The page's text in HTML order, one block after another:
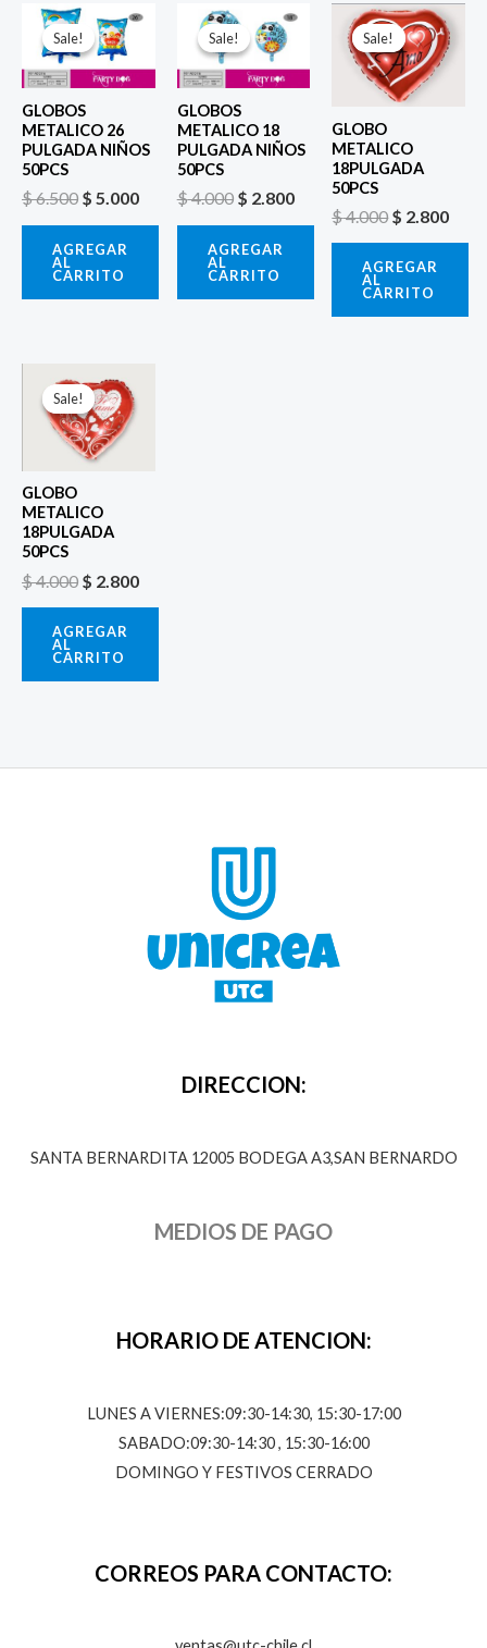
Sale!
Sale!
GLOBOS
METALICO 26
PULGADA NIÑOS
50PCS
$6.500
El
precio
original
era:
$ 5.000
El
AGREGAR
AL
CARRITO
Sale!
Sale!
GLOBOS
METALICO 18
PULGADA NIÑOS
50PCS
$4.000
El
precio
original
era:
$ 2.800
El
AGREGAR
AL
CARRITO
Sale!
Sale!
GLOBO
METALICO
18PULGADA
50PCS
$4.000
El
precio
original
era:
$ 4.000.
$ 2.800
AGREGAR
AL
CARRITO
Sale!
Sale!
GLOBO
METALICO
18PULGADA
50PCS
$4.000
precio
original
era:
$ 4.000.
$ 2.800
AGREGAR
AL
CARRITO
DIRECCION:
SANTA BERNARDITA 12005 BODEGA A3,SAN BERNARDO
MEDIOS DE PAGO
HORARIO DE ATENCION:
LUNES A VIERNES:09:30-14:30, 15:30-17:00
SABADO:09:30-14:30 , 15:30-16:00
DOMINGO Y FESTIVOS CERRADO
CORREOS PARA CONTACTO: